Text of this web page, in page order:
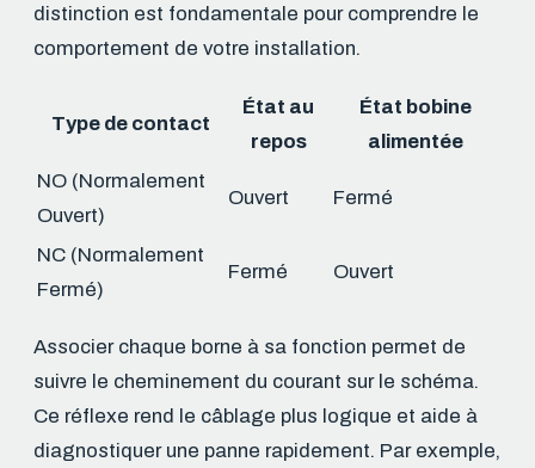
distinction est fondamentale pour comprendre le
comportement de votre installation.
Type de contact
État au
repos
État bobine
alimentée
NO (Normalement
Ouvert)
Ouvert Fermé
NC (Normalement
Fermé)
Fermé Ouvert
Associer chaque borne à sa fonction permet de
suivre le cheminement du courant sur le schéma.
Ce réflexe rend le câblage plus logique et aide à
diagnostiquer une panne rapidement. Par exemple,